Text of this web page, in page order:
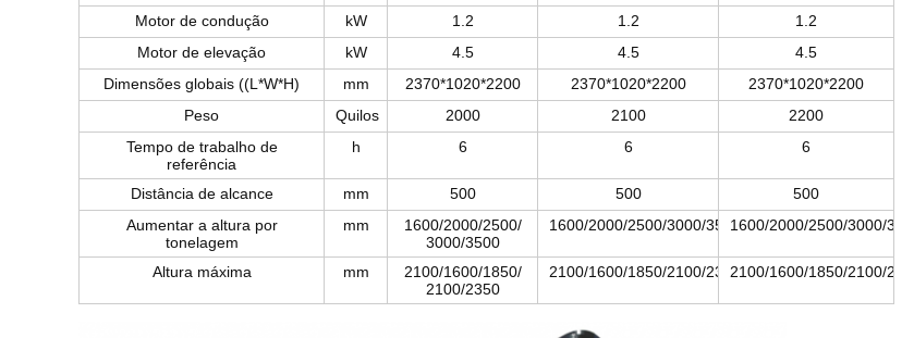
Motor de condução
kW 1.2 1.2
1.2
Motor de elevação
kW 4.5 4.5
4.5
Dimensões globais ((L*W*H)
mm 2370*1020*2200 2370*1020*2200
2370*1020*2200
Peso
Quilos 2000 2100
2200
Tempo de trabalho de
referência
h 6 6 6
Distância de alcance mm 500 500
500
Aumentar a altura por
tonelagem
mm
1600/2000/2500/
3000/3500
1600/2000/2500/3000/35001600/2000/2500/3000/3500
Altura máxima mm
2100/1600/1850/
2100/2350
2100/1600/1850/2100/23502100/1600/1850/2100/2350